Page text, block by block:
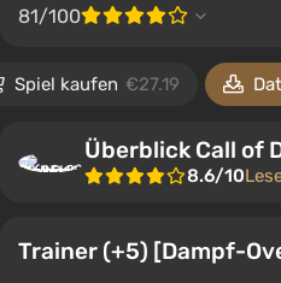
81/100
Spiel kaufen €27.19
8.6/10
Trainer (+5) [Dampf-